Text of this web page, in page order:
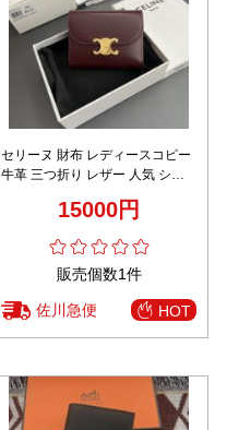
セリーヌ 財布 レディースコピー
牛革 三つ折り レザー 人気 ショ
15000円
販売個数1件
佐川急便 HOT